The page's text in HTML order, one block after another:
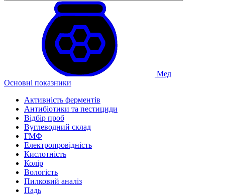
Мед
Основні показники
Активність ферментів
Антибіотики та пестициди
Відбір проб
Вуглеводний склад
ГМФ
Електропровідність
Кислотність
Колір
Вологість
Пилковий аналіз
Падь